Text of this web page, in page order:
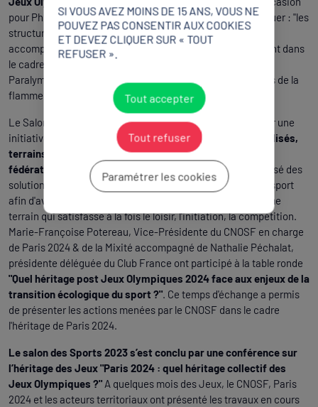
pour Philippe Manassero, représentants des CDOS d’expliquer : "les
structures déconcentrées du CNOSF peuvent proposer un
accompagnement aux collectivités territoriales, notamment dans
le cadre des célébrations, lors de la Semaine Olympique et
Paralympique, de la Journée Olympique ou encore du relais de la
flamme."
Le Salon de Sports a été également l’occasion de présenter une
initiative lors d’une conférence :"Terrains de sable mutualisés,
terrains en dalles mutualisés : des solutions multi-
fédérations"
. Le CNOSF et plusieurs fédérations ont proposé des
solutions à la multi-activité recherchée par les acteurs du sport
afin d'avoir des pratiques sportives différentes, sur un même
terrain qui satisfasse à la fois le loisir, l'initiation, la compétition.
Marie-Françoise Potereau, Vice-Présidente du CNOSF en charge
de Paris 2024 & de la Mixité accompagné de Nathalie Péchalat,
présidente déléguée du Club France ont participé à la table ronde
"Quel héritage post Jeux Olympiques 2024 face aux enjeux de la
transition écologique du sport ?". Ce temps d'échange a permis
de présenter les actions menées par le CNOSF dans le cadre
l'héritage de Paris 2024.
Le salon des Sports 2023 s’est conclu par une conférence sur
l’héritage des Jeux "Paris 2024 : quel héritage collectif des
Jeux Olympiques ?" A quelques mois des Jeux, le CNOSF, Paris
2024 et les acteurs territoriaux ont présenté les travaux en cours
SI VOUS AVEZ MOINS DE 15 ANS, VOUS NE
POUVEZ PAS CONSENTIR AUX COOKIES
ET DEVEZ CLIQUER SUR « TOUT
REFUSER ».
Tout accepter
Tout refuser
Paramétrer les cookies